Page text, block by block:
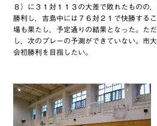
８）に３１対１１３の大差で敗れたものの
勝利し，吉島中には７６対２１で快勝する
場も果たし，予定通りの結果となった。た
し，次のプレーの予測ができていない。市
会初勝利を目指したい。